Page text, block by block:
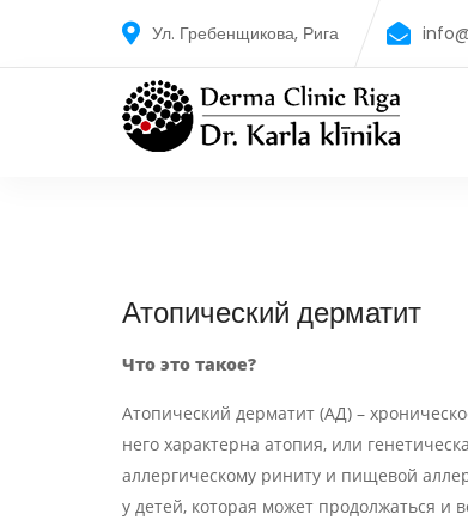
Ул. Гребенщикова, Рига
Атопический дерматит
Что это такое?
Атопический дерматит (АД) –
него характерна атопия, или
аллергическому риниту и пищевой
у детей, которая может продолжаться и